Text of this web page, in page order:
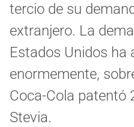
tercio de su
extranjero. La
Estados Unidos ha
enormemente,
Coca-Cola patentó
Stevia.